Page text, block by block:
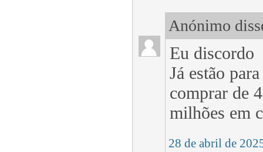
Anónimo
Eu discordo
Já estão
comprar de
milhões em
28 de abril de